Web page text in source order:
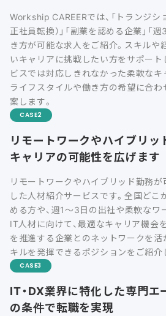
Workship CAREERでは、「トランジシ
正社員転換）」「副業を認める企業」「
き方が可能な求人をご紹介。スキルや
いキャリアに挑戦したい方をサポート
ビスでは対応しきれなかった柔軟なキ
ライフスタイルや働き方の希望に合
案します。
CASE
リモートワークやハイブリッ
キャリアの可能性を広げます
リモートワークやハイブリッド勤務
した人材紹介サービスです。全国どこ
める方や、週1〜3日の出社や柔軟なワ
IT人材に向けて、最適なキャリア機会
を推進する企業とのネットワークを活
キルを発揮できるポジションをご紹介
CASE
IT・DX業界に特化した専門エ
の条件で転職を実現